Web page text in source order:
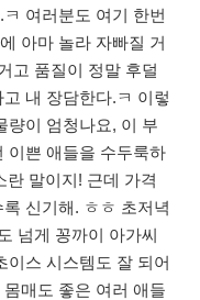
여러분도 여기 한번
아마 놀라 자빠질 거
고 품질이 정말 후덜
내 장담한다.ㅋ 이렇
량이 엄청나요, 이 부
이쁜 애들을 수두룩하
란 말이지! 근데 가격
신기해. ㅎㅎ 초저녁
넘게 꽁까이 아가씨
이스 시스템도 잘 되어
매도 좋은 여러 애들